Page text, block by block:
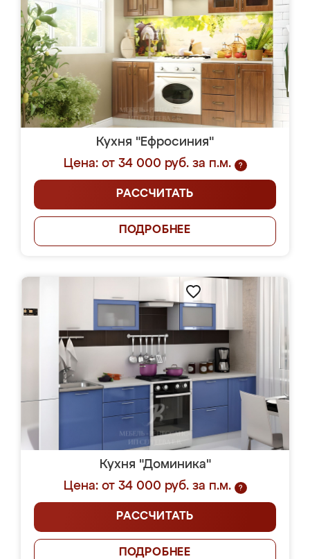
Кухня "Ефросиния"
Цена: от 34 000 руб. за п.м.
?
РАССЧИТАТЬ
ПОДРОБНЕЕ
Кухня "Доминика"
Цена: от 34 000 руб. за п.м.
?
РАССЧИТАТЬ
ПОДРОБНЕЕ